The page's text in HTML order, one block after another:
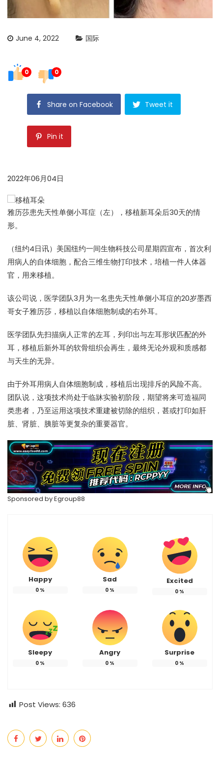
June 4, 2022 国际
0 0
Share on Facebook Tweet it
Pin it
2022年06月04日
雅历莎患先天性单侧小耳症（左），移植新耳朵后30天的情
形。
（纽约4日讯）美国纽约一间生物科技公司星期四宣布，首次利
用病人的自体细胞，配合三维生物打印技术，培植一件人体器
官，用来移植。
该公司说，医学团队3月为一名患先天性单侧小耳症的20岁墨西
哥女子雅历莎，移植以自体细胞制成的右外耳。
医学团队先扫描病人正常的左耳，列印出与左耳形状匹配的外
耳，移植后新外耳的软骨组织会再生，最终无论外观和质感都
与天生的无异。
由于外耳用病人自体细胞制成，移植后出现排斥的风险不高。
团队说，这项技术尚处于临牀实验初阶段，期望将来可造福同
类患者，乃至运用这项技术重建被切除的组织，甚或打印如肝
脏、肾脏、胰脏等更复杂的重要器官。
Sponsored by Egroup88
Happy
0 %
Sad
0 %
Excited
0 %
Sleepy
0 %
Angry
0 %
Surprise
0 %
Post Views: 636